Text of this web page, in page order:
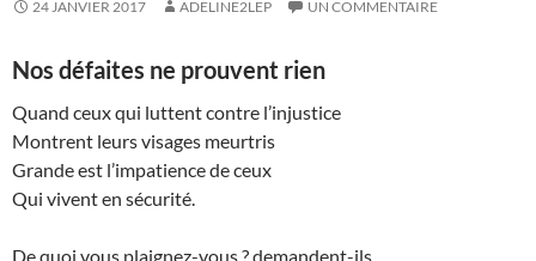
24 JANVIER 2017 ADELINE2LEP UN COMMENTAIRE
Nos défaites ne prouvent rien
Quand ceux qui luttent contre l’injustice
Montrent leurs visages meurtris
Grande est l’impatience de ceux
Qui vivent en sécurité.
De quoi vous plaignez-vous ? demandent-ils